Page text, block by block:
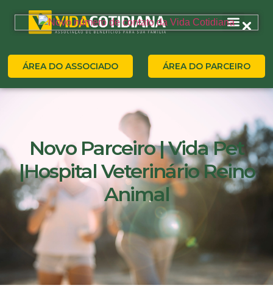
ÁREA DO ASSOCIADO ÁREA DO PARCEIRO
Novo Parceiro | Vida Pet
|Hospital Veterinário Reino
Animal